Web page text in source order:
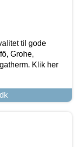
til gode
Grohe,
Klik her